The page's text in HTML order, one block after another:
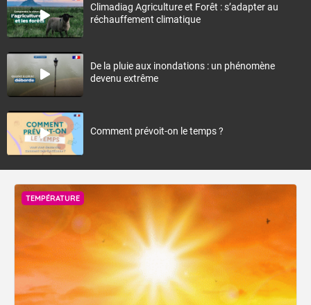
Climadiag Agriculture et Forêt : s’adapter au
réchauffement climatique
De la pluie aux inondations : un phénomène
devenu extrême
Comment prévoit-on le temps ?
TEMPÉRATURE